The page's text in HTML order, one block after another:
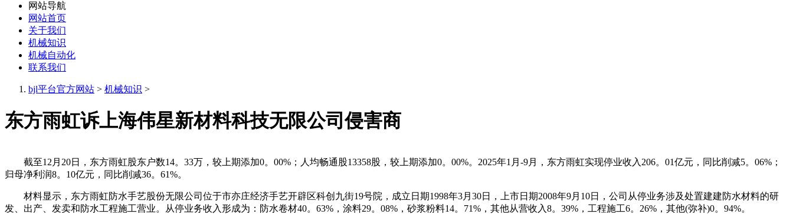
网站导航
网站首页
关于我们
机械知识
机械自动化
联系我们
bjl平台官方网站 > 机械知识 >
东方雨虹诉上海伟星新材料科技无限公司侵害商
截至12月20日，东方雨虹股东户数14。33万，较上期添加0。00%；人均畅通股13358股，较上期添加0。00%。2025年1月-9月，东方雨虹实现停业收入206。01亿元，同比削减5。06%；
归母净利润8。10亿元，同比削减36。61%。
材料显示，东方雨虹防水手艺股份无限公司位于市亦庄经济手艺开辟区科创九街19号院，成立日期1998年3月30日，上市日期2008年9月10日，公司从停业务涉及处置建建防水材料的研
发、出产、发卖和防水工程施工营业。从停业务收入形成为：防水卷材40。63%，涂料29。08%，砂浆粉料14。71%，其他从营收入8。39%，工程施工6。26%，其他(弥补)0。94%。